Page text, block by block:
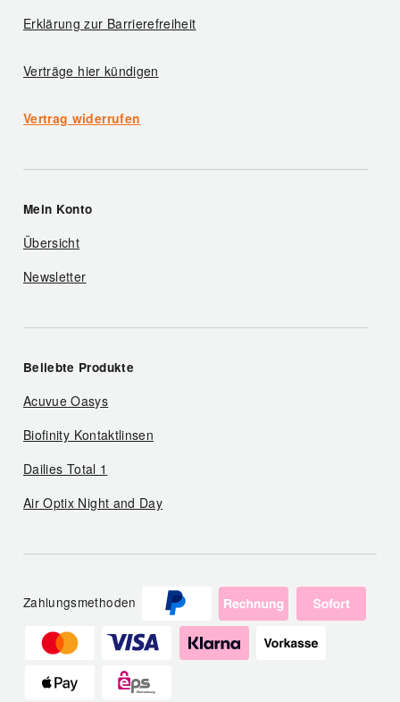
Erklärung zur Barrierefreiheit
Verträge hier kündigen
Vertrag widerrufen
Mein Konto
Übersicht
Newsletter
Beliebte Produkte
Acuvue Oasys
Biofinity Kontaktlinsen
Dailies Total 1
Air Optix Night and Day
Zahlungsmethoden